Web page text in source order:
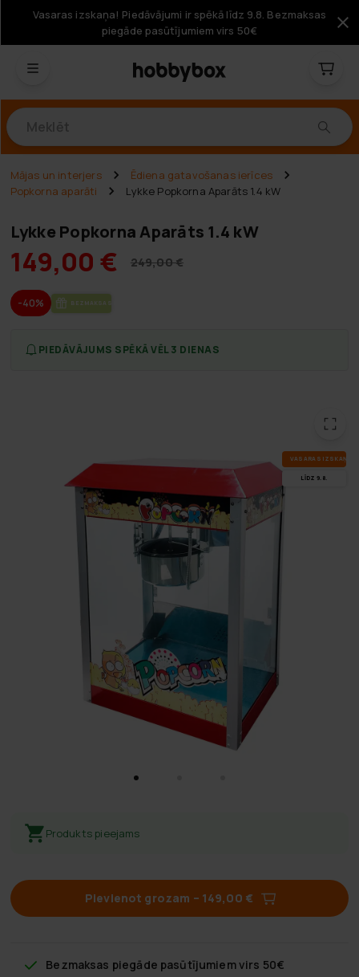
Vasaras izskaņa! Piedāvājumi ir spēkā līdz 9.8. Bezmaksas
piegāde pasūtījumiem virs 50€
Mājas un interjers
Ēdiena gatavošanas ierīces
Popkorna aparāti
Lykke Popkorna Aparāts 1.4 kW
Lykke Popkorna Aparāts 1.4 kW
149,00 € 249,00 €
-40% BEZ­MAK­SAS PIE­GĀ­DE
PIEDĀVĀJUMS SPĒKĀ VĒL 3 DIENAS
VA­SA­RAS IZ­SKA­ŅA
LĪDZ 9.8.
Produkts pieejams
Pievienot grozam – 149,00 €
Bezmaksas piegāde pasūtījumiem virs 50€